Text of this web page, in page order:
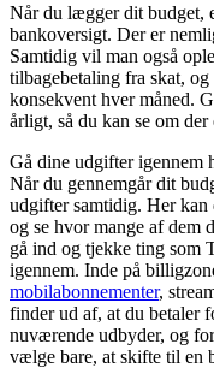
Når du lægger dit budget,
bankoversigt. Der er
Samtidig vil man også
tilbagebetaling fra skat,
konsekvent hver måned.
årligt, så du kan se om
Gå dine udgifter igennem
Når du gennemgår dit
udgifter samtidig. Her kan
og se hvor mange af dem
gå ind og tjekke ting som
igennem. Inde på
mobilabonnementer,
finder ud af, at du betaler
nuværende udbyder, og
vælge bare, at skifte til en